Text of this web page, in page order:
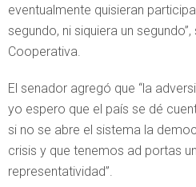
eventualmente quisieran
segundo, ni siquiera un
Cooperativa.
El senador agregó que “la
yo espero que el país se dé
si no se abre el sistema la
crisis y que tenemos ad portas
representatividad”.